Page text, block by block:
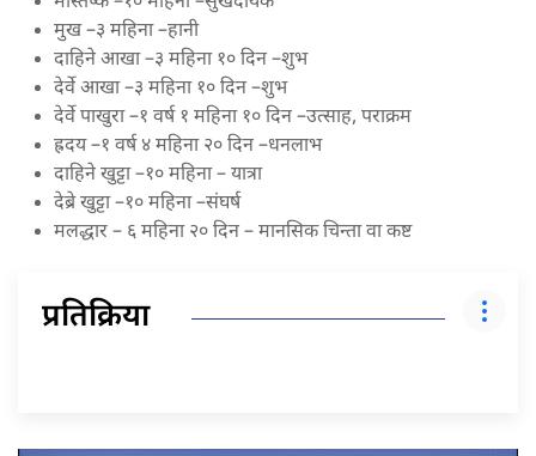
मुख –३ महिना –हानी
दाहिने आखा –३ महिना १० दिन –शुभ
देर्वे आखा –३ महिना १० दिन –शुभ
देर्वे पाखुरा –१ वर्ष १ महिना १० दिन –उत्साह, पराक्रम
ह्रदय –१ वर्ष ४ महिना २० दिन –धनलाभ
दाहिने खुट्टा –१० महिना – यात्रा
देब्रे खुट्टा –१० महिना –संघर्ष
मलद्धार – ६ महिना २० दिन – मानसिक चिन्ता वा कष्ट
प्रतिक्रिया